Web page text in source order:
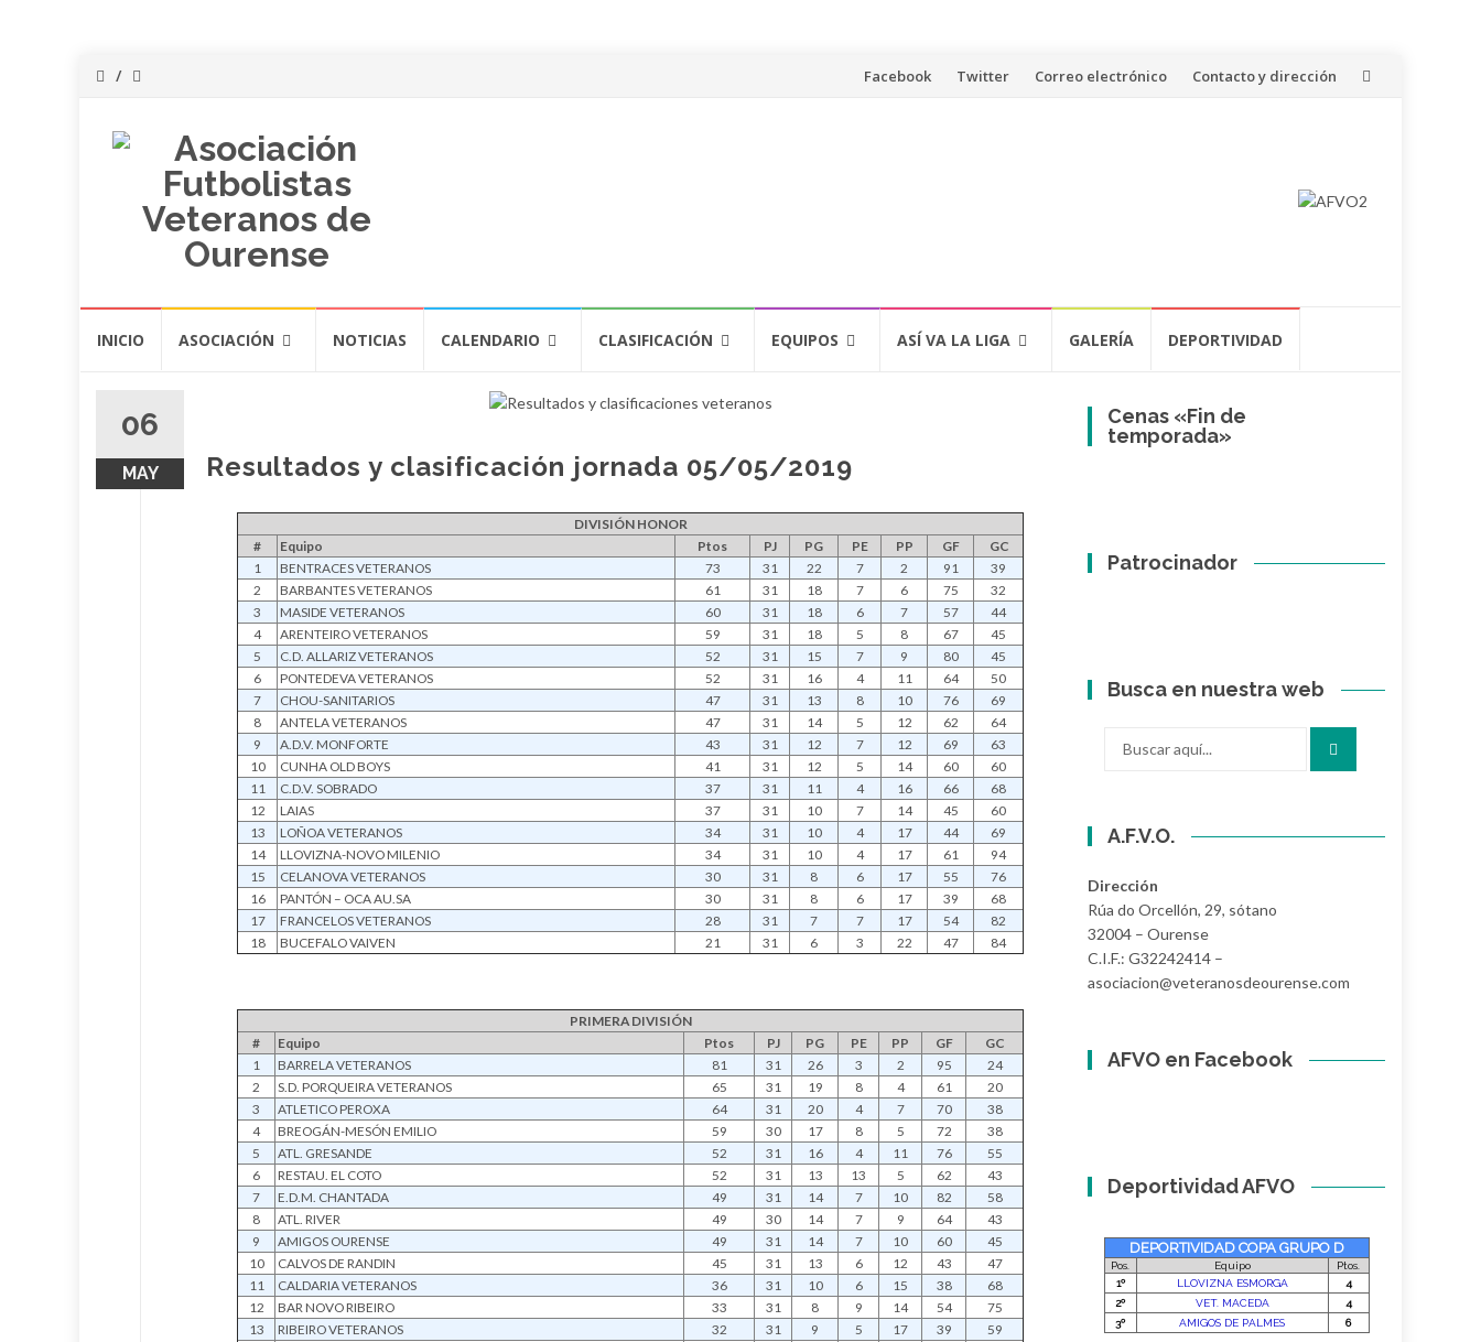
Saltar
Facebook Twitter Correo electrónico Contacto y dirección
INICIO ASOCIACIÓN NOTICIAS CALENDARIO CLASIFICACIÓN EQUIPOS ASÍ VA LA LIGA GALERÍA DEPORTIVIDAD
06
MAY Resultados y clasificación jornada 05/05/2019
DIVISIÓN HONOR
#
Equipo Ptos PJ PG PE PP GF
GC
1
BENTRACES VETERANOS 73 31 22 7 2 91
39
2
BARBANTES VETERANOS 61 31 18 7 6 75
32
3
MASIDE VETERANOS 60 31 18 6 7 57
44
4
ARENTEIRO VETERANOS 59 31 18 5 8 67
45
5
C.D. ALLARIZ VETERANOS 52 31 15 7 9 80
45
6
PONTEDEVA VETERANOS 52 31 16 4 11 64
50
7
CHOU-SANITARIOS 47 31 13 8 10 76
69
8
ANTELA VETERANOS 47 31 14 5 12 62
64
9
A.D.V. MONFORTE 43 31 12 7 12 69
63
10
CUNHA OLD BOYS 41 31 12 5 14 60
60
11
C.D.V. SOBRADO 37 31 11 4 16 66
68
12
LAIAS 37 31 10 7 14 45
60
13
LOÑOA VETERANOS 34 31 10 4 17 44
69
14
LLOVIZNA-NOVO MILENIO 34 31 10 4 17 61
94
15
CELANOVA VETERANOS 30 31 8 6 17 55
76
16
PANTÓN – OCA AU.SA 30 31 8 6 17 39
68
17
FRANCELOS VETERANOS 28 31 7 7 17 54
82
18
BUCEFALO VAIVEN 21 31 6 3 22 47 84
PRIMERA DIVISIÓN
#
Equipo Ptos PJ PG PE PP GF
GC
1
BARRELA VETERANOS 81 31 26 3 2 95
24
2
S.D. PORQUEIRA VETERANOS 65 31 19 8 4 61
20
3
ATLETICO PEROXA 64 31 20 4 7 70
38
4
BREOGÁN-MESÓN EMILIO 59 30 17 8 5 72
38
5
ATL. GRESANDE 52 31 16 4 11 76
55
6
RESTAU. EL COTO 52 31 13 13 5 62
43
7
E.D.M. CHANTADA 49 31 14 7 10 82
58
8
ATL. RIVER 49 30 14 7 9 64
43
9
AMIGOS OURENSE 49 31 14 7 10 60
45
10
CALVOS DE RANDIN 45 31 13 6 12 43
47
11
CALDARIA VETERANOS 36 31 10 6 15 38
68
12
BAR NOVO RIBEIRO 33 31 8 9 14 54
75
13
RIBEIRO VETERANOS 32 31 9 5 17 39
59
Cenas «Fin de
temporada»
Patrocinador
Busca en nuestra web
A.F.V.O.
Dirección
Rúa do Orcellón, 29, sótano
32004 – Ourense
C.I.F.: G32242414 –
asociacion@veteranosdeourense.com
AFVO en Facebook
Deportividad AFVO